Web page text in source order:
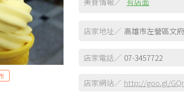
店家地址／ 高雄市左營區文
店家電話／ 07-3457722
店家網站／ http://goo.gl/